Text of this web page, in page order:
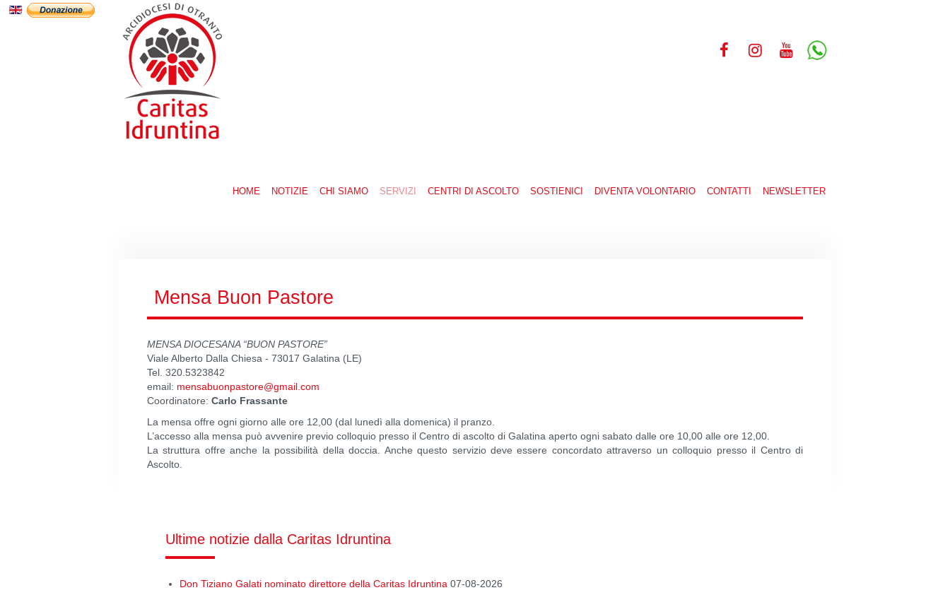
HOME NOTIZIE CHI SIAMO SERVIZI CENTRI DI ASCOLTO SOSTIENICI DIVENTA VOLONTARIO CONTATTI NEWSLETTER
Mensa Buon Pastore
MENSA DIOCESANA “BUON PASTORE”
Viale Alberto Dalla Chiesa - 73017 Galatina (LE)
Tel. 320.5323842
email: mensabuonpastore@gmail.com
Coordinatore: Carlo Frassante
La mensa offre ogni giorno alle ore 12,00 (dal lunedì alla domenica) il pranzo.
L’accesso alla mensa può avvenire previo colloquio presso il Centro di ascolto di Galatina aperto ogni sabato dalle ore 10,00 alle ore 12,00.
La struttura offre anche la possibilità della doccia. Anche questo servizio deve essere concordato attraverso un colloquio presso il Centro di
Ascolto.
Ultime notizie dalla Caritas Idruntina
Don Tiziano Galati nominato direttore della Caritas Idruntina 07-08-2026